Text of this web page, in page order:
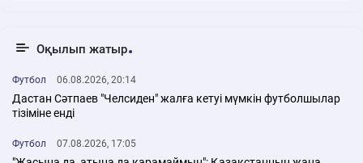
Оқылып жатыр
Футбол 06.08.2026, 20:14
Дастан Сәтпаев "Челсиден" жалға кетуі мүмкін футболшылар
тізіміне енді
Футбол 07.08.2026, 17:05